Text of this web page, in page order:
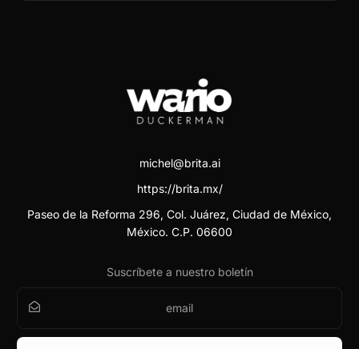
michel@brita.ai
https://brita.mx/
Paseo de la Reforma 296, Col. Juárez, Ciudad de México,
México. C.P. 06600
Suscríbete a nuestro boletín